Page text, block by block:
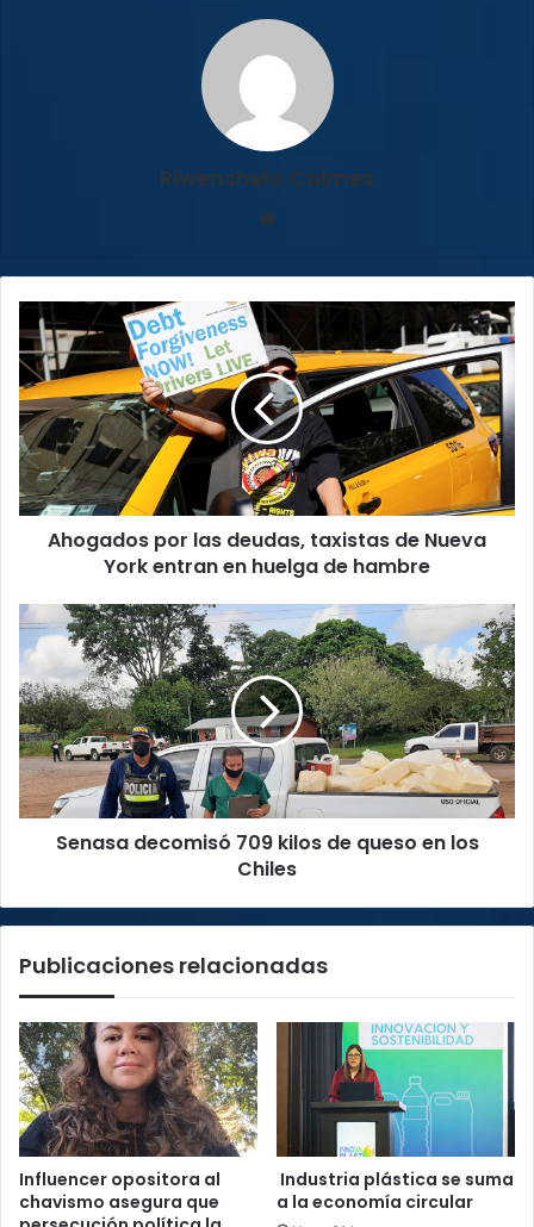
Riwenshelo Calmes
Ahogados
por
las
deudas,
taxistas
de
Nueva
York
entran
hambre
Ahogados por las deudas, taxistas de Nueva
York entran en huelga de hambre
Senasa
decomisó
709
kilos
de
queso
en
los
Chiles
Senasa decomisó 709 kilos de queso en los
Chiles
Publicaciones relacionadas
Influencer opositora al
chavismo asegura que
Industria plástica se suma
a la economía circular